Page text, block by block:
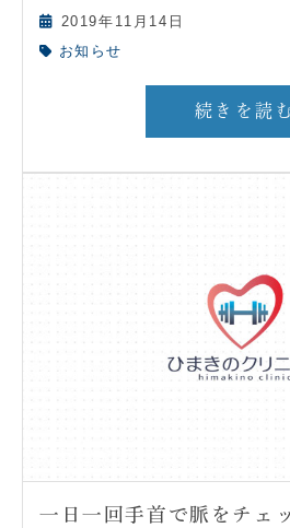
2019年11月14日
お知らせ
続きを読
一日一回手首で脈をチェ